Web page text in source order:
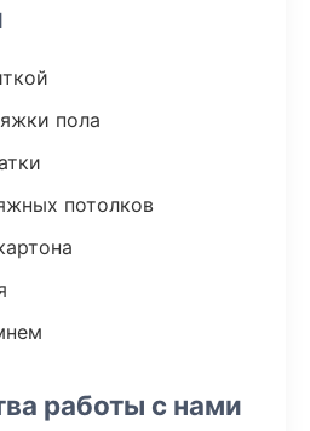
пола
потолков
работы с нами